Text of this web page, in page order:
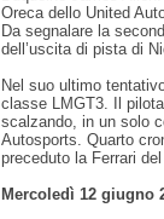
Oreca dello United
Da segnalare la
dell’uscita di pista di
Nel suo ultimo
classe LMGT3. Il
scalzando, in un solo
Autosports. Quarto
preceduto la Ferrari
Mercoledì 12 giugno